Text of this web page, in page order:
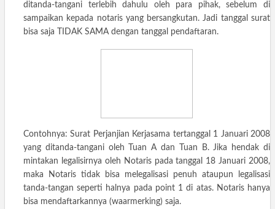
ditanda-tangani terlebih dahulu oleh para pihak, sebelum di
sampaikan kepada notaris yang bersangkutan. Jadi tanggal surat
bisa saja TIDAK SAMA dengan tanggal pendaftaran.
Contohnya: Surat Perjanjian Kerjasama tertanggal 1 Januari 2008
yang ditanda-tangani oleh Tuan A dan Tuan B. Jika hendak di
mintakan legalisirnya oleh Notaris pada tanggal 18 Januari 2008,
maka Notaris tidak bisa melegalisasi penuh ataupun legalisasi
tanda-tangan seperti halnya pada point 1 di atas. Notaris hanya
bisa mendaftarkannya (waarmerking) saja.